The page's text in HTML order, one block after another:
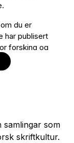
om du er
har publisert
forsking og
arkivet)som
skriftkultur.